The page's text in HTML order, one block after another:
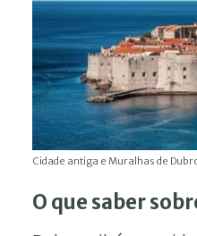
Cidade antiga e Muralhas de
O que saber